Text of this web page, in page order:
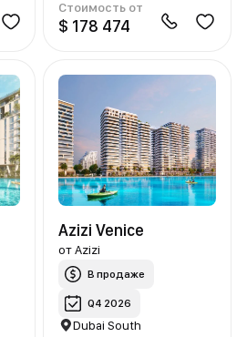
Стоимость от
$ 178 474
Azizi Venice
от Azizi
В продаже
Q4 2026
Dubai South